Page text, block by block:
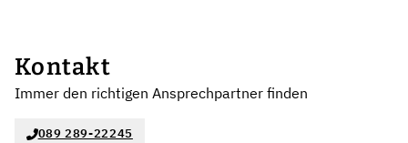
Kontakt
Immer den richtigen Ansprechpartner finden
089 289-22245